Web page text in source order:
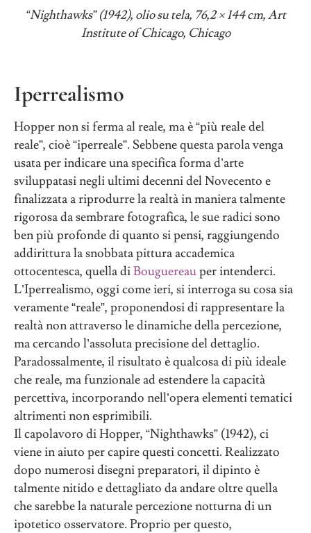
“Nighthawks”(1942), olio su tela, 76,2 × 144 cm, Art
Institute of Chicago, Chicago
Iperrealismo
Hopper non si ferma al reale, ma è “più reale del
reale”, cioè “iperreale”. Sebbene questa parola venga
usata per indicare una specifica forma d’arte
sviluppatasi negli ultimi decenni del Novecento e
finalizzata a riprodurre la realtà in maniera talmente
rigorosa da sembrare fotografica, le sue radici sono
ben più profonde di quanto si pensi, raggiungendo
addirittura la snobbata pittura accademica
ottocentesca, quella diBouguereauper intenderci.
L’Iperrealismo, oggi come ieri, si interroga su cosa sia
veramente “reale”, proponendosi di rappresentare la
realtà non attraverso le dinamiche della percezione,
ma cercando l’assoluta precisione del dettaglio.
Paradossalmente, il risultato è qualcosa di più ideale
che reale, ma funzionale ad estendere la capacità
percettiva, incorporando nell’opera elementi tematici
altrimenti non esprimibili.
Il capolavoro di Hopper, “Nighthawks” (1942), ci
viene in aiuto per capire questi concetti. Realizzato
dopo numerosi disegni preparatori, il dipinto è
talmente nitido e dettagliato da andare oltre quella
che sarebbe la naturale percezione notturna di un
ipotetico osservatore. Proprio per questo,